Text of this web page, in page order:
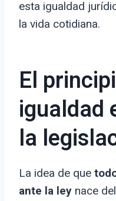
esta igualdad
la vida cotidiana.
El
igualdad
la
La idea de que
ante la ley nace